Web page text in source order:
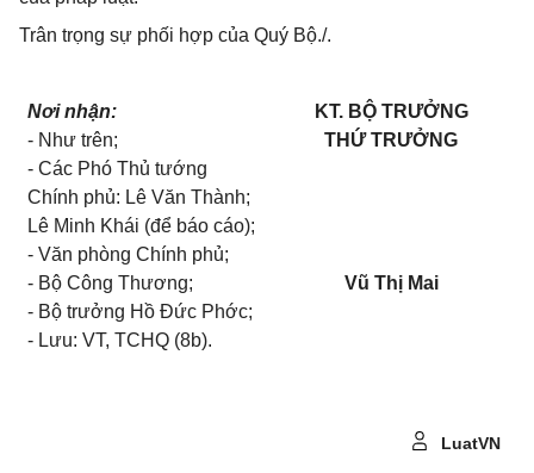
Trân trọng sự phối hợp của Quý Bộ./.
Nơi nhận:
- Như trên;
- Các Phó Thủ tướng
Chính phủ: Lê Văn Thành;
Lê Minh Khái (để báo cáo);
- Văn phòng Chính phủ;
- Bộ Công Thương;
- Bộ trưởng Hồ Đức Phớc;
- Lưu: VT, TCHQ (8b).
KT. BỘ TRƯỞNG
THỨ TRƯỞNG
Vũ Thị Mai
LuatVN